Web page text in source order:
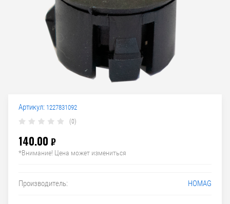
Артикул: 1227831092
(0)
140.00 ₽
*Внимание! Цена может измениться
Производитель: HOMAG